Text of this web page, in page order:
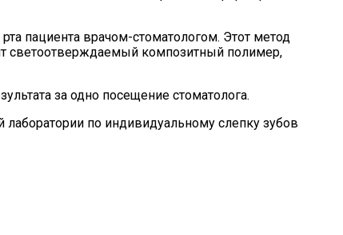
пациента врачом-стоматологом. Этот метод
светоотверждаемый композитный полимер,
за одно посещение стоматолога.
по индивидуальному слепку зубов